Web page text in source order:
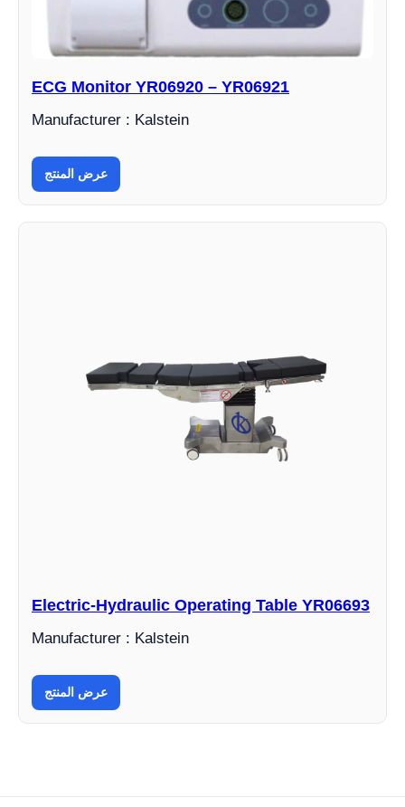
ECG Monitor YR06920 – YR06921
Manufacturer : Kalstein
عرض المنتج
Electric-Hydraulic Operating Table YR06693
Manufacturer : Kalstein
عرض المنتج